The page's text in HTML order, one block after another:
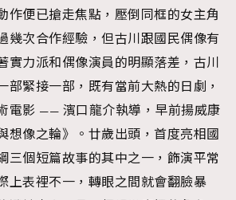
作便已搶走焦點，壓倒同框的女主角
幾次合作經驗，但古川跟國民偶像有
實力派和偶像演員的明顯落差，古川
部緊接一部，既有當前大熱的日劇，
電影 —— 濱口龍介執導，早前揚威康
想像之輪》。廿歲出頭，首度亮相國
三個短篇故事的其中之一，飾演平常
上表裡不一，轉眼之間就會翻臉暴